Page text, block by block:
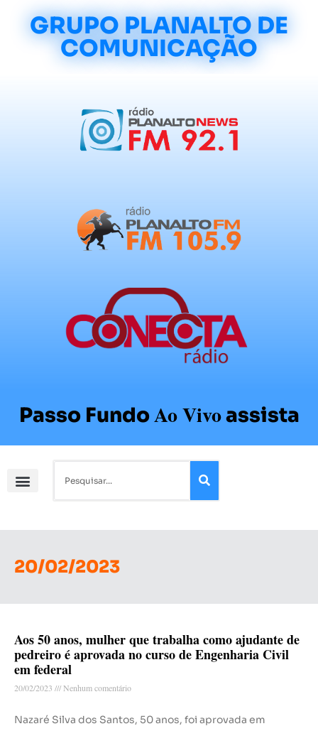
GRUPO PLANALTO DE
COMUNICAÇÃO
Passo FundoAo Vivoassista
20/02/2023
Aos 50 anos, mulher que trabalha como ajudante de
pedreiro é aprovada no curso de Engenharia Civil
em federal
20/02/2023 Nenhum comentário
Nazaré Silva dos Santos, 50 anos, foi aprovada em